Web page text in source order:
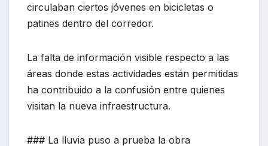
circulaban ciertos jóvenes en bicicletas o
patines dentro del corredor.
La falta de información visible respecto a las
áreas donde estas actividades están permitidas
ha contribuido a la confusión entre quienes
visitan la nueva infraestructura.
### La lluvia puso a prueba la obra